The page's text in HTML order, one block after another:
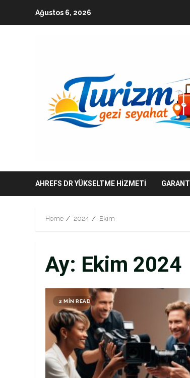
Ağustos 6, 2026
AHREFS DR YÜKSELTME HIZMETI
Home 2024 Ekim
Ay: Ekim 2024
2 MIN READ